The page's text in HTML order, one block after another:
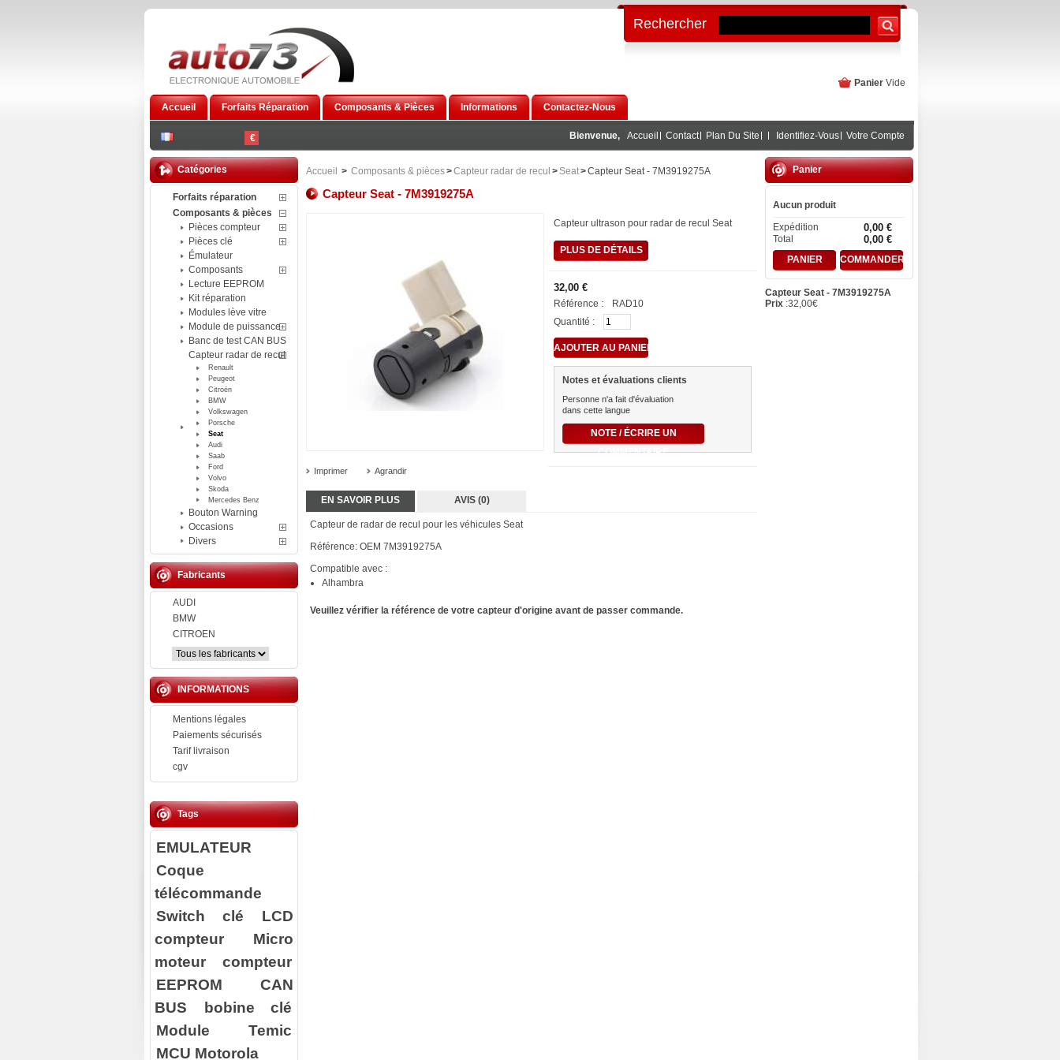
€
Accueil Forfaits Réparation Composants & Pièces Informations Contactez-Nous
Panier Vide
Bienvenue, Accueil Contact Plan Du Site Identifiez-Vous Votre Compte
Rechercher
Catégories
Forfaits réparation
Composants & pièces
Pièces compteur
Pièces clé
Émulateur
Composants
Lecture EEPROM
Kit réparation
Modules lève vitre
Module de puissance
Banc de test CAN BUS
Capteur radar de recul
Renault
Peugeot
Citroën
BMW
Volkswagen
Porsche
Seat
Audi
Saab
Ford
Volvo
Skoda
Mercedes Benz
Bouton Warning
Occasions
Divers
Fabricants
AUDI
BMW
CITROEN
INFORMATIONS
Mentions légales
Paiements sécurisés
Tarif livraison
cgv
Tags
EMULATEUR
Coque
télécommande
Switch clé
LCD
compteur
Micro
moteur compteur
EEPROM
CAN
BUS
bobine clé
Module Temic
MCU Motorola
Accueil > Composants & pièces>Capteur radar de recul > Seat>Capteur Seat - 7M3919275A
Capteur Seat - 7M3919275A
Imprimer Agrandir
Capteur ultrason pour radar de recul Seat
PLUS DE DÉTAILS
32,00 €
Référence :
RAD10
Quantité :
Notes et évaluations clients
Personne n'a fait d'évaluation
dans cette langue
NOTE / ÉCRIRE UN
COMMENTAIRE
EN SAVOIR PLUS AVIS (0)
Capteur de radar de recul pour les véhicules Seat
Référence: OEM 7M3919275A
Compatible avec :
Alhambra
Veuillez vérifier la référence de votre capteur d'origine avant de passer commande.
Panier
Aucun produit
Expédition
0,00 €
Total 0,00 €
PANIER COMMANDER
Capteur Seat - 7M3919275A
Prix :32,00€